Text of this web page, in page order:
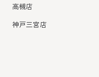
高槻店
神戸三宮店